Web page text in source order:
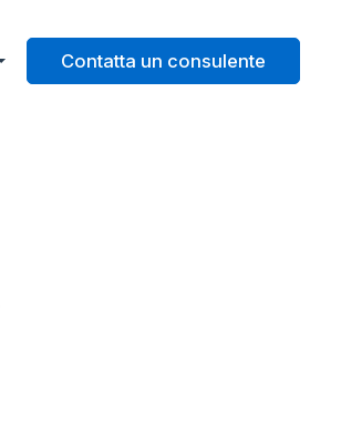
Contatta un consulente